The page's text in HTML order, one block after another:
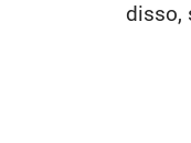
disso,